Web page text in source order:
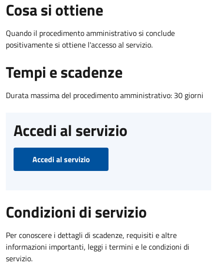
Cosa si ottiene
Quando il procedimento amministrativo si conclude
positivamente si ottiene l'accesso al servizio.
Tempi e scadenze
Durata massima del procedimento amministrativo: 30 giorni
Accedi al servizio
Accedi al servizio
Condizioni di servizio
Per conoscere i dettagli di scadenze, requisiti e altre
informazioni importanti, leggi i termini e le condizioni di
servizio.